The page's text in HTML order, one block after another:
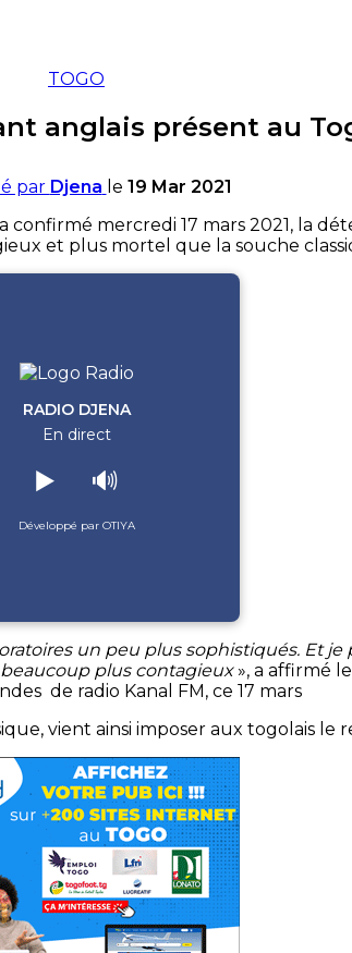
TOGO
anglais présent au
par Djena le 19 Mar 2021
mercredi 17 mars 2021, la
et plus mortel que la souche
RADIO DJENA
En direct
▶️ 🔊
Développé par OTIYA
un peu plus sophistiqués. Et
plus contagieux», a affirmé
de radio Kanal FM, ce 17 mars
vient ainsi imposer aux togolais le